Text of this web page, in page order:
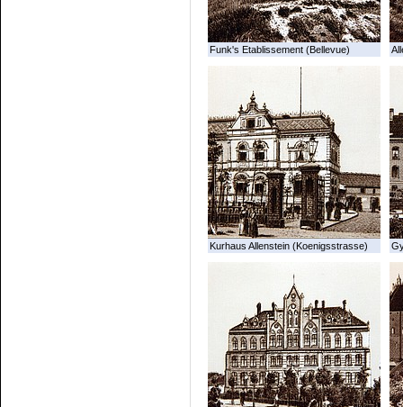
Funk's Etablissement (Bellevue)
Kurhaus Allenstein (Koenigsstrasse)